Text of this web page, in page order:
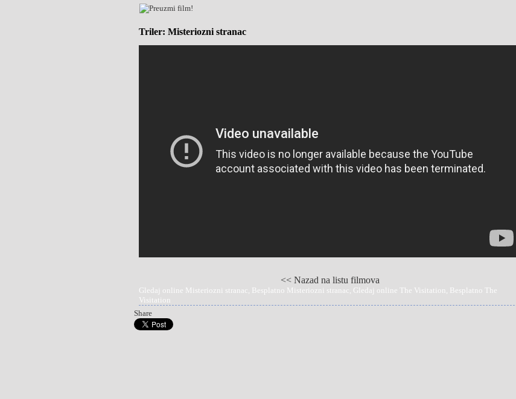
Triler: Misteriozni stranac
<< Nazad na listu filmova
Gledaj online Misteriozni stranac, Besplatno Misteriozni stranac, Gledaj online The Visitation, Besplatno The
Visitation
Share